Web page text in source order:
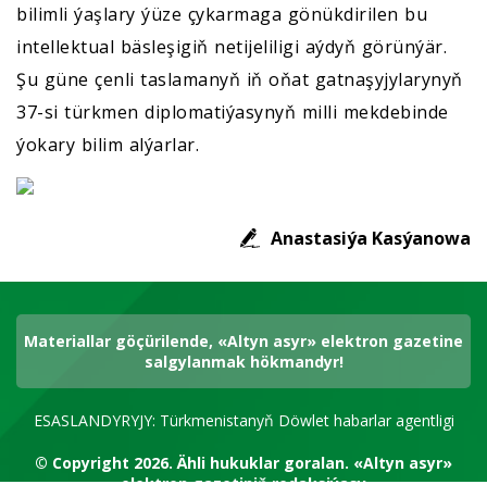
bilimli ýaşlary ýüze çykarmaga gönükdirilen bu
intellektual bäsleşigiň netijeliligi aýdyň görünýär.
Şu güne çenli taslamanyň iň oňat gatnaşyjylarynyň
37-si türkmen diplomatiýasynyň milli mekdebinde
ýokary bilim alýarlar.
Anastasiýa Kasýanowa
Materiallar göçürilende, «Altyn asyr» elektron gazetine
salgylanmak hökmandyr!
ESASLANDYRYJY: Türkmenistanyň Döwlet habarlar agentligi
© Copyright 2026. Ähli hukuklar goralan. «Altyn asyr»
elektron gazetiniň redaksiýasy